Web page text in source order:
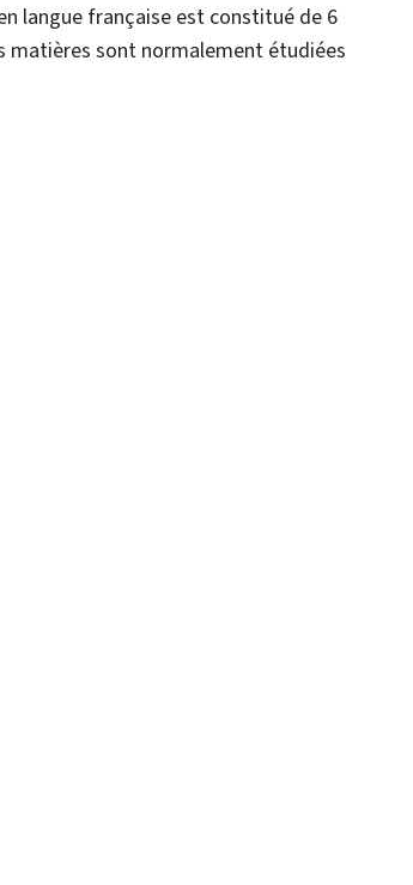
langue française est constitué de 6
matières sont normalement étudiées